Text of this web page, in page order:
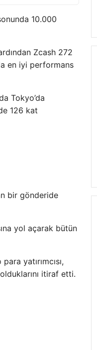
10.000
Zcash 272
en iyi performans
Tokyo’da
126 kat
bir gönderide
yol açarak bütün
yatırımcısı,
itiraf etti.